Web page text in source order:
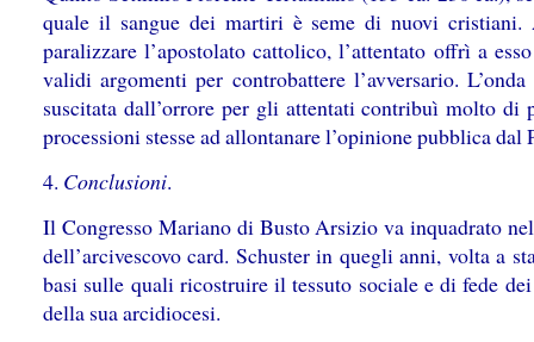
quale il sangue dei martiri è seme di nuovi cristiani.
paralizzare l’apostolato cattolico, l’attentato offrì a
validi argomenti per controbattere l’avversario.
suscitata dall’orrore per gli attentati contribuì molto di
processioni stesse ad allontanare l’opinione pubblica dal
4. Conclusioni.
Il Congresso Mariano di Busto Arsizio va inquadrato
dell’arcivescovo card. Schuster in quegli anni, volta a
basi sulle quali ricostruire il tessuto sociale e di fede
della sua arcidiocesi.